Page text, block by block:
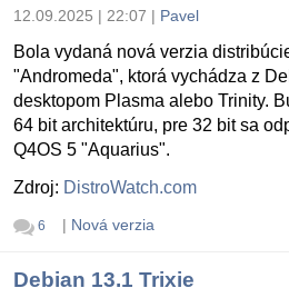
12.09.2025 | 22:07 | Pavel
Bola vydaná nová verzia
"Andromeda", ktorá vychádza z
desktopom Plasma alebo Trinity.
64 bit architektúru, pre 32 bit sa
Q4OS 5 "Aquarius".
Zdroj: DistroWatch.com
6 | Nová verzia
Debian 13.1 Trixie